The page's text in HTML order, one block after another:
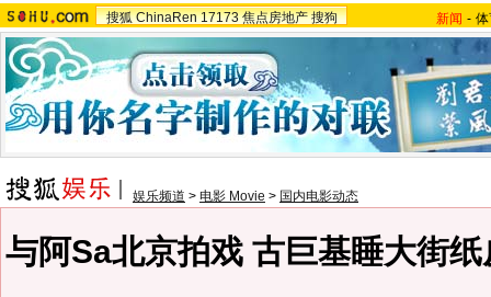
搜狐 ChinaRen 17173 焦点房地产 搜狗 新闻 -
娱乐频道 > 电影 Movie > 国内电影动态
与阿Sa北京拍戏 古巨基睡大街